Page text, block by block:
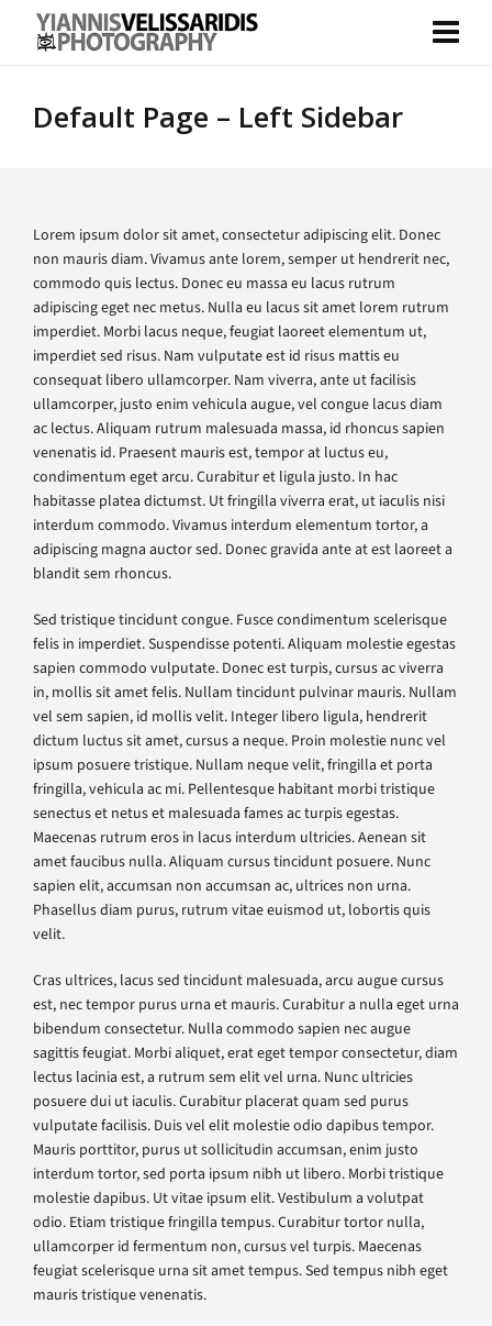
Default Page – Left Sidebar
Lorem ipsum dolor sit amet, consectetur adipiscing elit. Donec
non mauris diam. Vivamus ante lorem, semper ut hendrerit nec,
commodo quis lectus. Donec eu massa eu lacus rutrum
adipiscing eget nec metus. Nulla eu lacus sit amet lorem rutrum
imperdiet. Morbi lacus neque, feugiat laoreet elementum ut,
imperdiet sed risus. Nam vulputate est id risus mattis eu
consequat libero ullamcorper. Nam viverra, ante ut facilisis
ullamcorper, justo enim vehicula augue, vel congue lacus diam
ac lectus. Aliquam rutrum malesuada massa, id rhoncus sapien
venenatis id. Praesent mauris est, tempor at luctus eu,
condimentum eget arcu. Curabitur et ligula justo. In hac
habitasse platea dictumst. Ut fringilla viverra erat, ut iaculis nisi
interdum commodo. Vivamus interdum elementum tortor, a
adipiscing magna auctor sed. Donec gravida ante at est laoreet a
blandit sem rhoncus.
Sed tristique tincidunt congue. Fusce condimentum scelerisque
felis in imperdiet. Suspendisse potenti. Aliquam molestie egestas
sapien commodo vulputate. Donec est turpis, cursus ac viverra
in, mollis sit amet felis. Nullam tincidunt pulvinar mauris. Nullam
vel sem sapien, id mollis velit. Integer libero ligula, hendrerit
dictum luctus sit amet, cursus a neque. Proin molestie nunc vel
ipsum posuere tristique. Nullam neque velit, fringilla et porta
fringilla, vehicula ac mi. Pellentesque habitant morbi tristique
senectus et netus et malesuada fames ac turpis egestas.
Maecenas rutrum eros in lacus interdum ultricies. Aenean sit
amet faucibus nulla. Aliquam cursus tincidunt posuere. Nunc
sapien elit, accumsan non accumsan ac, ultrices non urna.
Phasellus diam purus, rutrum vitae euismod ut, lobortis quis
velit.
Cras ultrices, lacus sed tincidunt malesuada, arcu augue cursus
est, nec tempor purus urna et mauris. Curabitur a nulla eget urna
bibendum consectetur. Nulla commodo sapien nec augue
sagittis feugiat. Morbi aliquet, erat eget tempor consectetur, diam
lectus lacinia est, a rutrum sem elit vel urna. Nunc ultricies
posuere dui ut iaculis. Curabitur placerat quam sed purus
vulputate facilisis. Duis vel elit molestie odio dapibus tempor.
Mauris porttitor, purus ut sollicitudin accumsan, enim justo
interdum tortor, sed porta ipsum nibh ut libero. Morbi tristique
molestie dapibus. Ut vitae ipsum elit. Vestibulum a volutpat
odio. Etiam tristique fringilla tempus. Curabitur tortor nulla,
ullamcorper id fermentum non, cursus vel turpis. Maecenas
feugiat scelerisque urna sit amet tempus. Sed tempus nibh eget
mauris tristique venenatis.